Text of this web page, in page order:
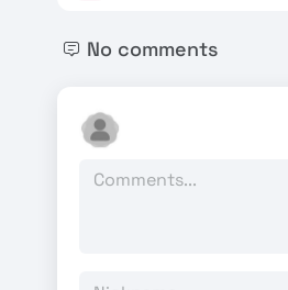
No comments